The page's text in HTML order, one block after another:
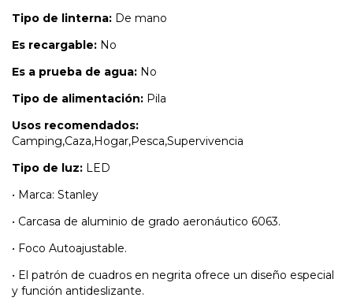
Tipo de linterna: De mano
Es recargable: No
Es a prueba de agua: No
Tipo de alimentación: Pila
Usos recomendados:
Camping,Caza,Hogar,Pesca,Supervivencia
Tipo de luz: LED
• Marca: Stanley
• Carcasa de aluminio de grado aeronáutico 6063.
• Foco Autoajustable.
• El patrón de cuadros en negrita ofrece un diseño especial
y función antideslizante.